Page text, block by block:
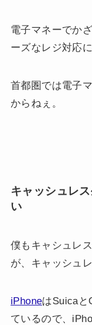
電子マネーでか
ーズなレジ対応
首都圏では電子
からねぇ。
キャッシュレ
い
僕もキャシュレ
が、キャッシュ
iPhoneはSuica
ているので、